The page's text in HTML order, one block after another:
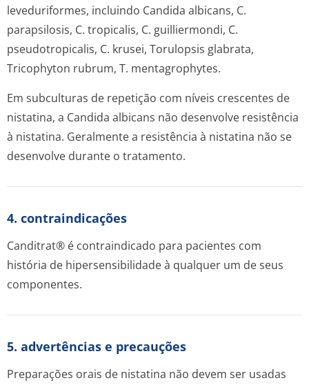
leveduriformes, incluindo Candida albicans, C.
parapsilosis, C. tropicalis, C. guilliermondi, C.
pseudotropicalis, C. krusei, Torulopsis glabrata,
Tricophyton rubrum, T. mentagrophytes.
Em subculturas de repetição com níveis crescentes de
nistatina, a Candida albicans não desenvolve resistência
à nistatina. Geralmente a resistência à nistatina não se
desenvolve durante o tratamento.
4. contraindicações
Canditrat® é contraindicado para pacientes com
história de hipersensibilidade à qualquer um de seus
componentes.
5. advertências e precauções
Preparações orais de nistatina não devem ser usadas